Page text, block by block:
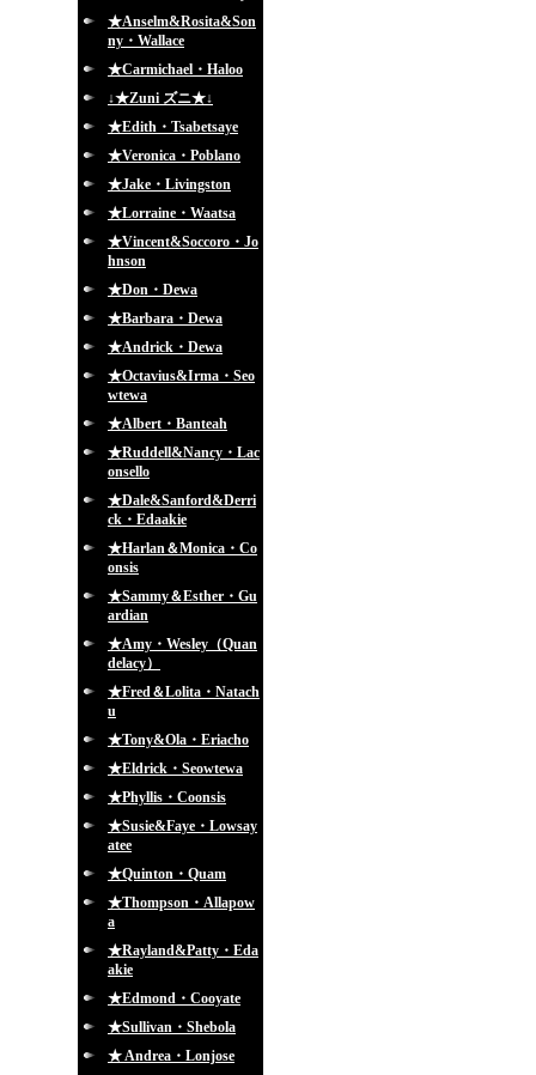
★Anselm&Rosita&Son
ny・Wallace
★Carmichael・Haloo
↓★Zuni ズニ★↓
★Edith・Tsabetsaye
★Veronica・Poblano
★Jake・Livingston
★Lorraine・Waatsa
★Vincent&Soccoro・Jo
hnson
★Don・Dewa
★Barbara・Dewa
★Andrick・Dewa
★Octavius&Irma・Seo
wtewa
★Albert・Banteah
★Ruddell&Nancy・Lac
onsello
★Dale&Sanford&Derri
ck・Edaakie
★Harlan＆Monica・Co
onsis
★Sammy＆Esther・Gu
ardian
★Amy・Wesley（Quan
delacy）
★Fred＆Lolita・Natach
u
★Tony&Ola・Eriacho
★Eldrick・Seowtewa
★Phyllis・Coonsis
★Susie&Faye・Lowsay
atee
★Quinton・Quam
★Thompson・Allapow
a
★Rayland&Patty・Eda
akie
★Edmond・Cooyate
★Sullivan・Shebola
★ Andrea・Lonjose